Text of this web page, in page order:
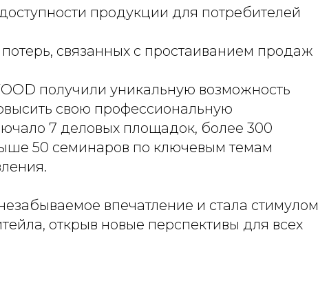
продукции для потребителей
связанных с простаиванием продаж
получили уникальную возможность
свою профессиональную
7 деловых площадок, более 300
50 семинаров по ключевым темам
впечатление и стала стимулом
открыв новые перспективы для всех